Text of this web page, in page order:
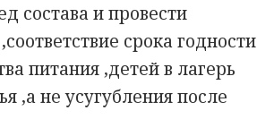
состава и провести
срока годности
питания ,детей в лагерь
,а не усугубления после